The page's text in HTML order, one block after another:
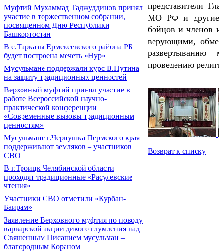
Муфтий Мухаммад Таджуддинов принял
участие в торжественном собрании,
посвященном Дню Республики
Башкортостан
В с.Тарказы Ермекеевского района РБ
будет построена мечеть «Нур»
Мусульмане поддержали курс В.Путина
на защиту традиционных ценностей
Верховный муфтий принял участие в
работе Всероссийской научно-
практической конференции
«Современные вызовы традиционным
ценностям»
Мусульмане г.Чернушка Пермского края
поддерживают земляков – участников
СВО
В г.Троицк Челябинской области
проходят традиционные «Расулевские
чтения»
Участники СВО отметили «Курбан-
Байрам»
Заявление Верховного муфтия по поводу
варварской акции дикого глумления над
Священным Писанием мусульман –
благородным Кораном
представители
МО РФ и другие
бойцов и членов
верующими,
проведению
Возврат к списку